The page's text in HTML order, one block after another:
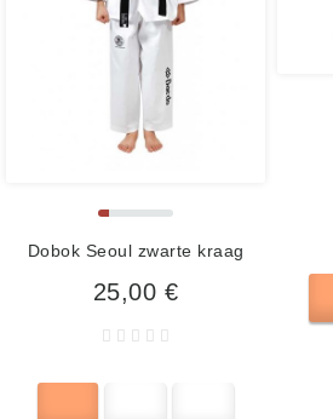
Dobok Seoul zwarte kraag
25,00 €